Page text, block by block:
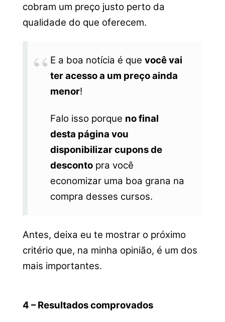
cobram um preço justo perto da
qualidade do que oferecem.
E a boa notícia é que você vai
ter acesso a um preço ainda
menor!
Falo isso porque no final
desta página vou
disponibilizar cupons de
descontopra você
economizar uma boa grana na
compra desses cursos.
Antes, deixa eu te mostrar o próximo
critério que, na minha opinião, é um dos
mais importantes.
4 – Resultados comprovados